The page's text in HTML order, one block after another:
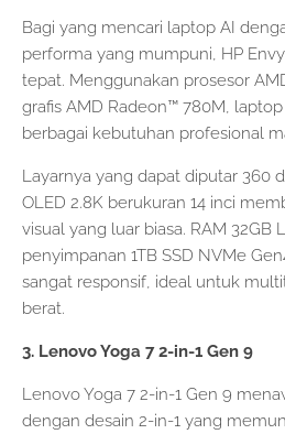
Bagi yang mencari laptop AI
performa yang mumpuni, HP
tepat. Menggunakan prosesor
grafis AMD Radeon™ 780M,
berbagai kebutuhan profesional
Layarnya yang dapat diputar 360
OLED 2.8K berukuran 14 inci
visual yang luar biasa. RAM 32GB
penyimpanan 1TB SSD NVMe
sangat responsif, ideal untuk
berat.
3. Lenovo Yoga 7 2-in-1 Gen 9
Lenovo Yoga 7 2-in-1 Gen 9
dengan desain 2-in-1 yang